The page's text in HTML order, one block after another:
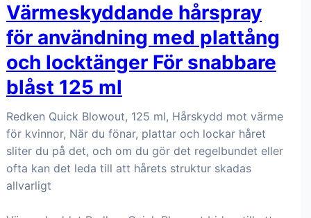
Värmeskyddande hårspray
för användning med plattång
och locktänger För snabbare
blåst 125 ml
Redken Quick Blowout, 125 ml, Hårskydd mot värme
för kvinnor, När du fönar, plattar och lockar håret
sliter du på det, och om du gör det regelbundet eller
ofta kan det leda till att hårets struktur skadas
allvarligt